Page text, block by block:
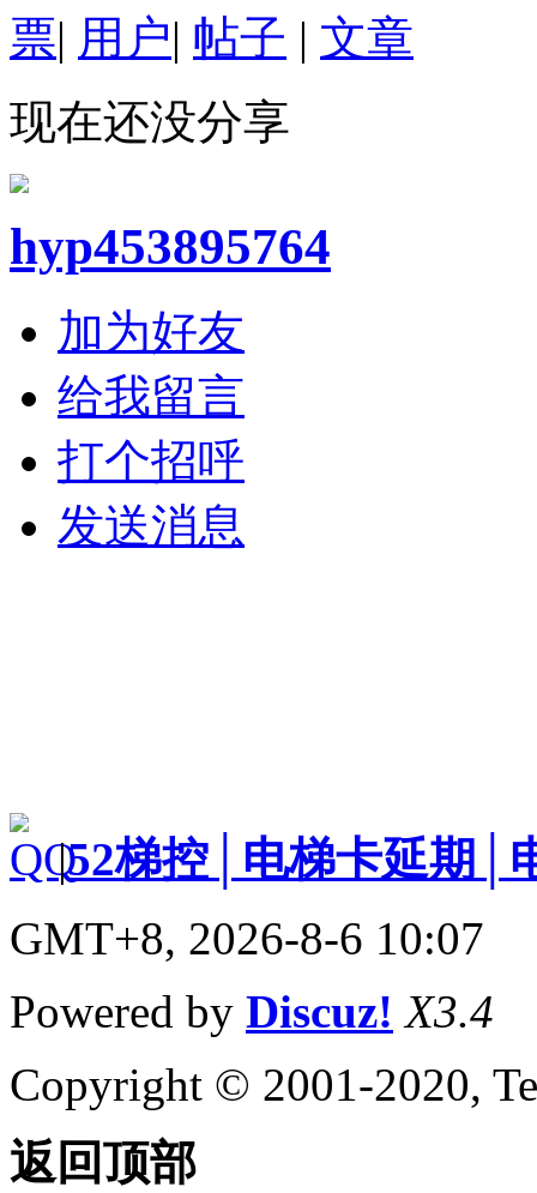
票| 用户| 帖子 | 文章
现在还没分享
hyp453895764
加为好友
给我留言
打个招呼
发送消息
|52梯控│电梯卡延期│
GMT+8, 2026-8-6 10:07
Powered by Discuz! X3.4
Copyright © 2001-2020,
返回顶部